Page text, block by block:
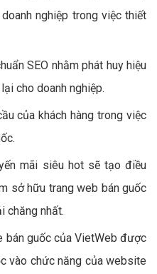
nghiệp trong việc thiết
SEO nhằm phát huy hiệu
cho doanh nghiệp.
của khách hàng trong việc
mãi siêu hot sẽ tạo điều
sở hữu trang web bán guốc
chăng nhất.
bán guốc của VietWeb được
vào chức năng của website